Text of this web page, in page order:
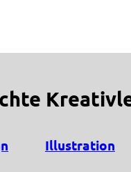
Illustration